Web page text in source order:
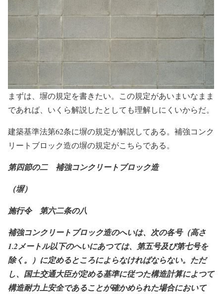
まずは、塀の規定を書きたい。この規定があいまいなまま
であれば、いくら解説したとしても理解しにくいからだ。
建築基準法第62条に塀の規定が解説してある。補強コンク
リートブロック造の塀の規定がこちらである。
第四節の二 補強コンクリートブロック造
（塀）
施行令 第六二条の八
補強コンクリートブロック造のへいは、次の各号（高さ
1.2メートル以下のへいにあつては、第五号及び第七号を
除く。）に定めるところによらなければならない。ただ
し、国土交通大臣が定める基準に従つた構造計算によつて
構造耐力上安全であることが確かめられた場合において